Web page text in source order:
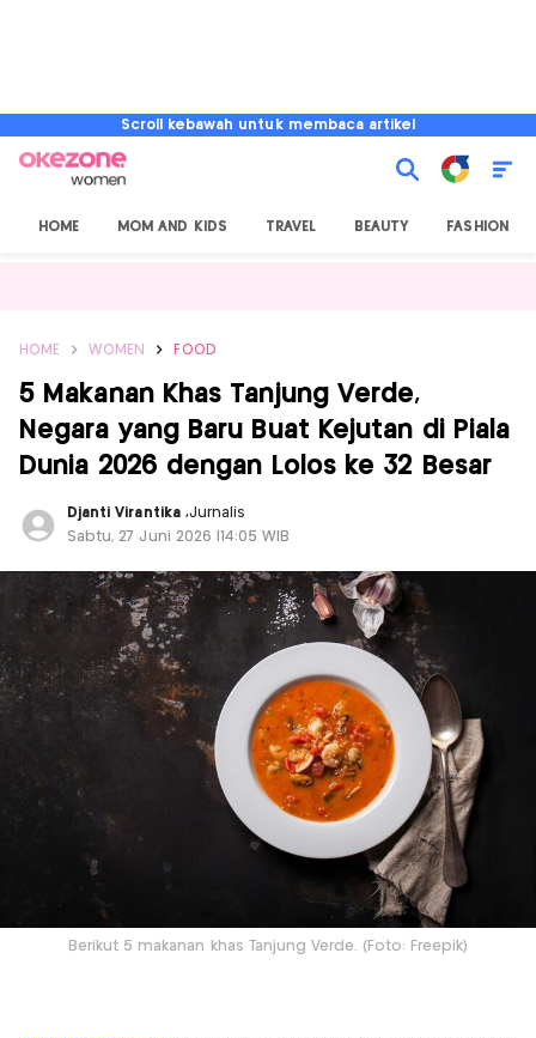
Scroll kebawah untuk membaca artikel
HOME MOM AND KIDS TRAVEL BEAUTY FASHION
HOME WOMEN FOOD
5 Makanan Khas Tanjung Verde,
Negara yang Baru Buat Kejutan di Piala
Dunia 2026 dengan Lolos ke 32 Besar
Djanti Virantika ,Jurnalis
Sabtu, 27 Juni 2026 |14:05 WIB
Berikut 5 makanan khas Tanjung Verde. (Foto: Freepik)